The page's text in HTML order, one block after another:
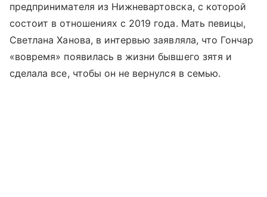
предпринимателя из Нижневартовска, с которой
состоит в отношениях с 2019 года. Мать певицы,
Светлана Ханова, в интервью заявляла, что Гончар
«вовремя» появилась в жизни бывшего зятя и
сделала все, чтобы он не вернулся в семью.